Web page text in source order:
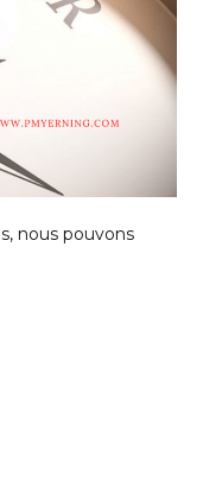
nous pouvons